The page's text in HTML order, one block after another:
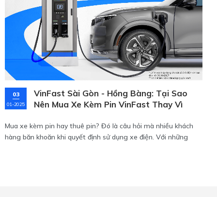
03
01-2025
VinFast Sài Gòn - Hồng Bàng: Tại Sao
Nên Mua Xe Kèm Pin VinFast Thay Vì
Mua xe kèm pin hay thuê pin? Đó là câu hỏi mà nhiều khách
hàng băn khoăn khi quyết định sử dụng xe điện. Với những